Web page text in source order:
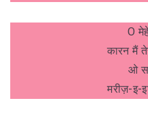
O
कारन मैं
ओ
मरीज़-इ-